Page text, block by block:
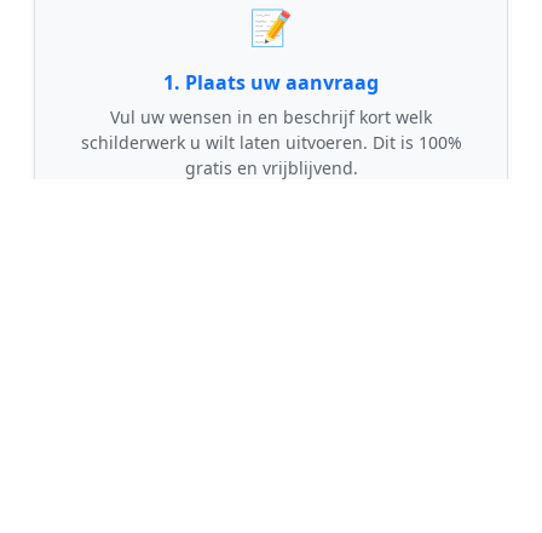
📝
1. Plaats uw aanvraag
Vul uw wensen in en beschrijf kort welk
schilderwerk u wilt laten uitvoeren. Dit is 100%
gratis en vrijblijvend.